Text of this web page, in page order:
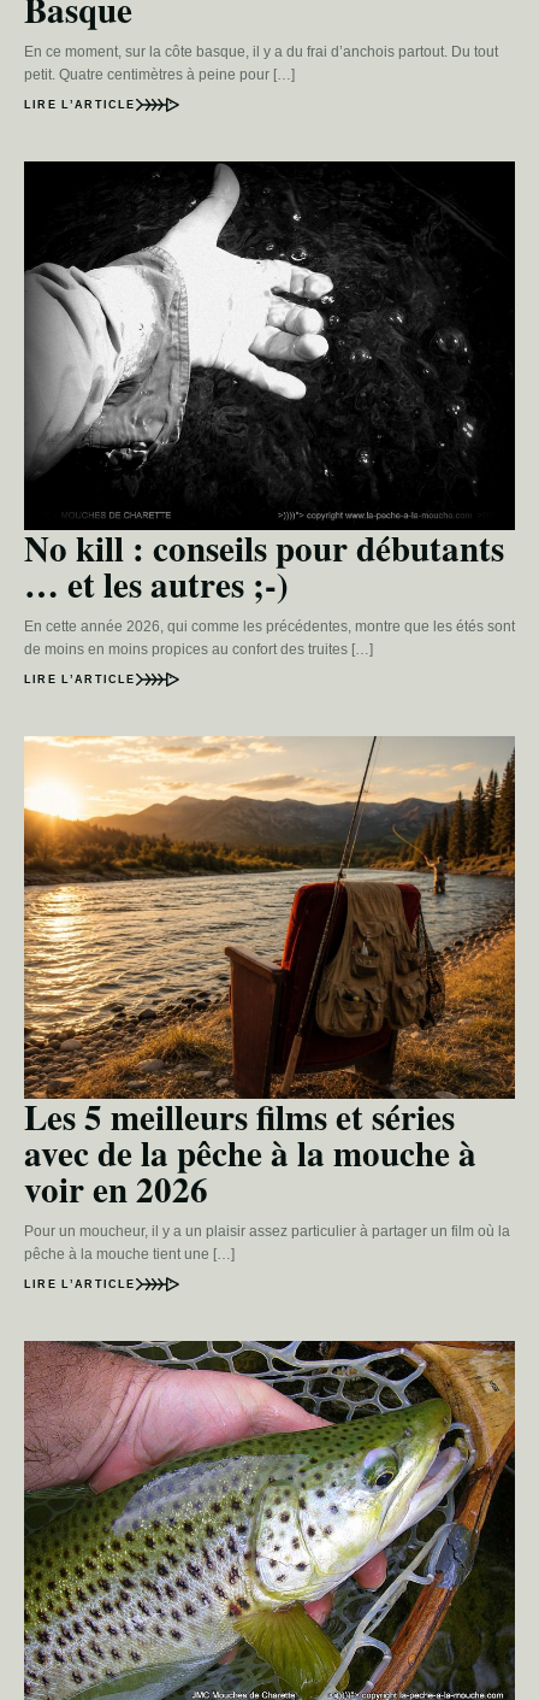
En ce moment, sur la côte basque, il y a du frai d’anchois partout. Du tout
petit. Quatre centimètres à peine pour […]
LIRE L’ARTICLE
No kill : conseils pour débutants
… et les autres ;-)
En cette année 2026, qui comme les précédentes, montre que les étés sont
de moins en moins propices au confort des truites […]
LIRE L’ARTICLE
Les 5 meilleurs films et séries
avec de la pêche à la mouche à
voir en 2026
Pour un moucheur, il y a un plaisir assez particulier à partager un film où la
pêche à la mouche tient une […]
LIRE L’ARTICLE